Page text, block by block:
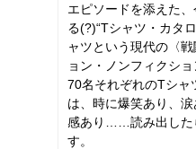
エピソードを添えた
る(?)“Tシャツ・カタ
ャツという現代の〈
ョン・ノンフィクシ
70名それぞれのTシャ
は、時に爆笑あり、
感あり……読み出した
す。